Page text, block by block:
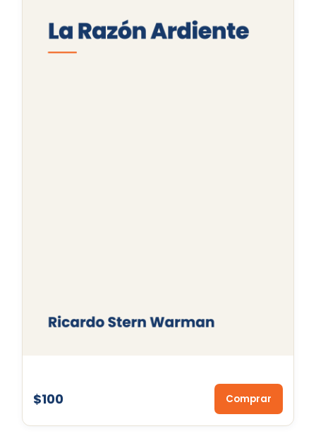
$100 Comprar